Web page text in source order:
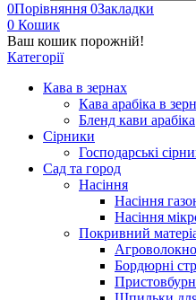
0Порівняння 0Закладки
0 Кошик
Ваш кошик порожній!
Категорії
Кава в зернах
Кава арабіка в
Бленд кави арабіка
Сірники
Господарські
Сад та город
Насіння
Насіння
Насіння
Покривний
Агроволокно
Бордюрні